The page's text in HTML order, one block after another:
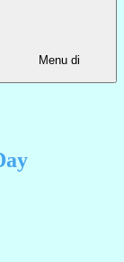
Menu di